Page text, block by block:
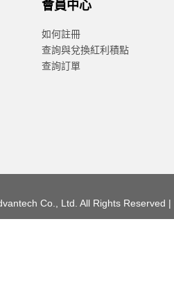
會員中心
如何註冊
查詢與兌換紅利積點
查詢訂單
Co., Ltd. All Rights Reserved |